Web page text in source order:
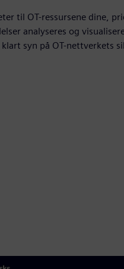
til OT-ressursene dine,
analyseres og
syn på OT-nettverkets